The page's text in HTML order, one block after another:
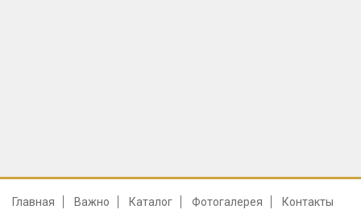
Главная Важно Каталог Фотогалерея Контакты